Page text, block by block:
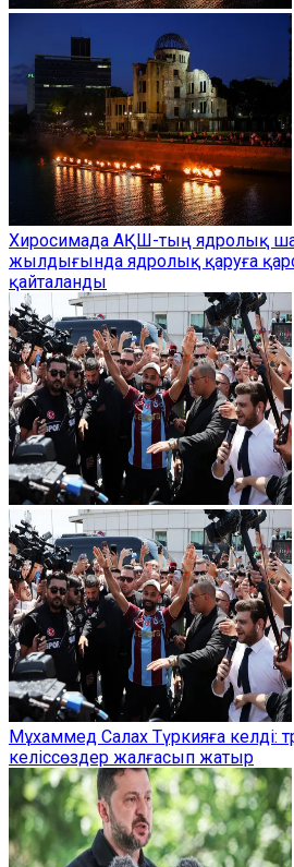
Хиросимада АҚШ-тың ядролық
жылдығында ядролық қаруға
қайталанды
Мұхаммед Салах Түркияға келді:
келіссөздер жалғасып жатыр